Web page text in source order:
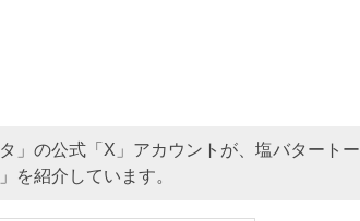
タ」の公式「X」アカウントが、塩バタート
を紹介しています。